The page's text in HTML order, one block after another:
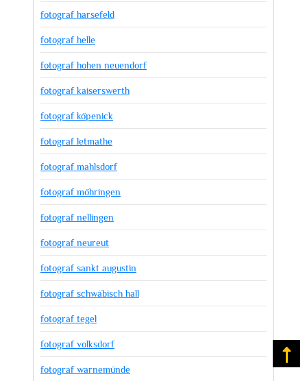
fotograf harsefeld
fotograf helle
fotograf hohen neuendorf
fotograf kaiserswerth
fotograf köpenick
fotograf letmathe
fotograf mahlsdorf
fotograf möhringen
fotograf nellingen
fotograf neureut
fotograf sankt augustin
fotograf schwäbisch hall
fotograf tegel
fotograf volksdorf
fotograf warnemünde